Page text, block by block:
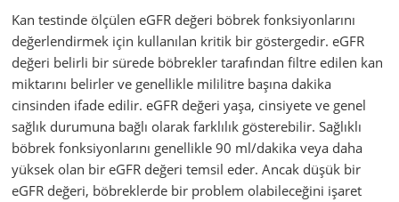
Kan testinde ölçülen eGFR değeri böbrek fonksiyonlarını
değerlendirmek için kullanılan kritik bir göstergedir. eGFR
değeri belirli bir sürede böbrekler tarafından filtre edilen kan
miktarını belirler ve genellikle mililitre başına dakika
cinsinden ifade edilir. eGFR değeri yaşa, cinsiyete ve genel
sağlık durumuna bağlı olarak farklılık gösterebilir. Sağlıklı
böbrek fonksiyonlarını genellikle 90 ml/dakika veya daha
yüksek olan bir eGFR değeri temsil eder. Ancak düşük bir
eGFR değeri, böbreklerde bir problem olabileceğini işaret